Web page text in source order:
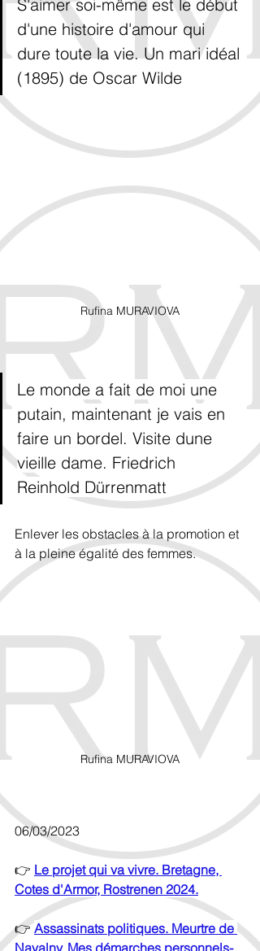
S'aimer soi-même est le début
d'une histoire d'amour qui
dure toute la vie. Un mari idéal
(1895) de Oscar Wilde
Rufina MURAVIOVA
Le monde a fait de moi une
putain, maintenant je vais en
faire un bordel. Visite dune
vieille dame. Friedrich
Reinhold Dürrenmatt
Enlever les obstacles à la promotion et
à la pleine égalité des femmes.
Rufina MURAVIOVA
06/03/2023
👉 Le projet qui va vivre. Bretagne,
Cotes d'Armor, Rostrenen 2024.
👉 Assassinats politiques. Meurtre de
Navalny. Mes démarches personnels-